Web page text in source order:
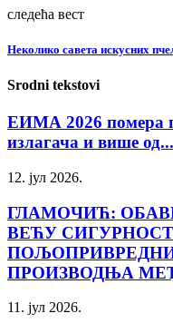
следећа вест
Неколико савета искусних
Srodni tekstovi
ЕИМА 2026 помера
излагача и више од...
12. јул 2026.
ГЛАМОЧИЋ:
ВЕЋУ СИГУРНОСТ
ПРОИЗВОДЊА
11. јул 2026.